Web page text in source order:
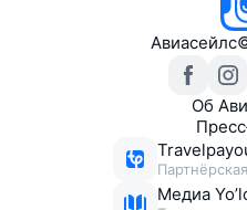
Авиасейлс
Об
Медиа